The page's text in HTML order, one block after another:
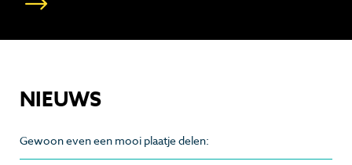
NIEUWS
Gewoon even een mooi plaatje delen: